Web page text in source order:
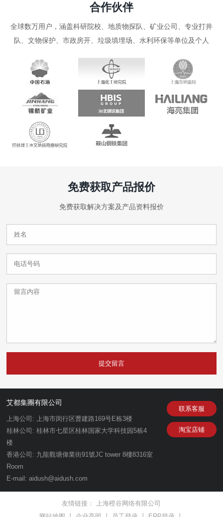
合作伙伴
全球数万用户，涵盖科研院校、地质物探队、矿业公司、专业打井
队、文物保护、市政房开、垃圾填埋场、水利环保等单位及个人
免费获取产品报价
免费获取解决方案及产品资料报价
提交留言
艾都集團有限公司
上海公司: 上海市闵行区曹建路169号E栋3楼
桂林公司: 桂林市七星区桂林国家大学科技园5栋4
楼
香港公司: 九龍觀塘偉業街91號JC tower 8樓8316室
Room
E-mail: aidush@aidush.com
联系客服
淘宝店铺
友情链接：
上海橙谷网络有限公司